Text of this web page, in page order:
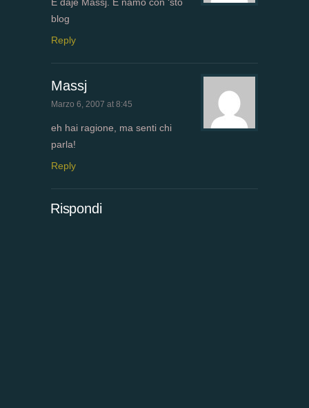
E daje Massj. E namo con ‘sto
blog
Reply
Massj
Marzo 6, 2007 at 8:45
eh hai ragione, ma senti chi
parla!
Reply
Rispondi